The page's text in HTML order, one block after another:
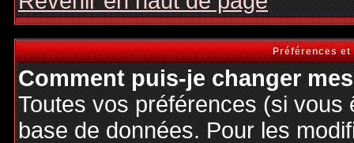
Préférences
Comment puis-je changer
Toutes vos préférences (si
base de données. Pour les